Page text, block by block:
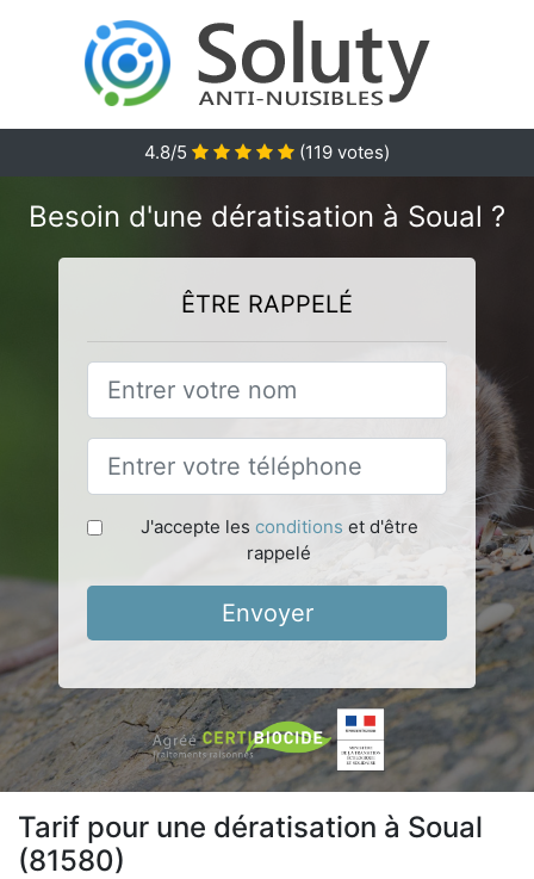
4.8/5 (119 votes)
Besoin d'une dératisation à Soual ?
ÊTRE RAPPELÉ
J'accepte les conditions et d'être
rappelé
Envoyer
Tarif pour une dératisation à Soual
(81580)